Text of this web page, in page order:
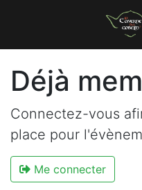
Déjà
Connectez-vous
place pour
Me connecter